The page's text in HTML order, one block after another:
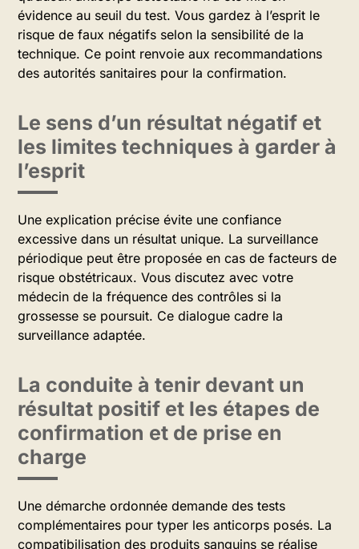
évidence au seuil du test. Vous gardez à l’esprit le
risque de faux négatifs selon la sensibilité de la
technique. Ce point renvoie aux recommandations
des autorités sanitaires pour la confirmation.
Le sens d’un résultat négatif et
les limites techniques à garder à
l’esprit
Une explication précise évite une confiance
excessive dans un résultat unique. La surveillance
périodique peut être proposée en cas de facteurs de
risque obstétricaux. Vous discutez avec votre
médecin de la fréquence des contrôles si la
grossesse se poursuit. Ce dialogue cadre la
surveillance adaptée.
La conduite à tenir devant un
résultat positif et les étapes de
confirmation et de prise en
charge
Une démarche ordonnée demande des tests
complémentaires pour typer les anticorps posés. La
compatibilisation des produits sanguins se réalise